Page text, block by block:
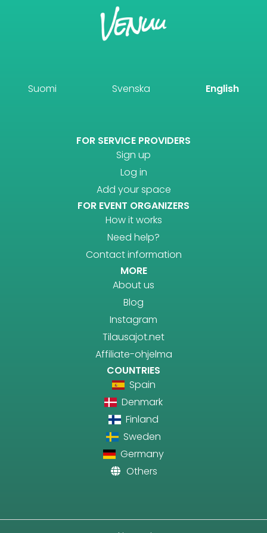
Suomi Svenska English
FOR SERVICE PROVIDERS
Sign up
Log in
Add your space
FOR EVENT ORGANIZERS
How it works
Need help?
Contact information
MORE
About us
Blog
Instagram
Tilausajot.net
Affiliate-ohjelma
COUNTRIES
Spain
Denmark
Finland
Sweden
Germany
Others